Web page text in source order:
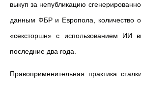
выкуп за непубликацию
данным ФБР и Европола, количество
«сексторшн» с использованием ИИ
последние два года.
Правоприменительная практика